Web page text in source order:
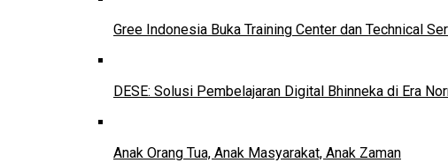
Gree Indonesia Buka Training Center dan Technical
DESE: Solusi Pembelajaran Digital Bhinneka di Era
Anak Orang Tua, Anak Masyarakat, Anak Zaman